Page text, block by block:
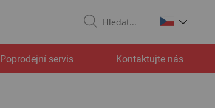
Poprodejní servis Kontaktujte nás